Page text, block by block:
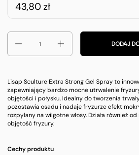
43,80 zł
Ilość
DODAJ
Lisap Sculture Extra Strong Gel Spray to
zapewniający bardzo mocne utrwalenie
objętości i połysku. Idealny do tworzenia
pozostawia osadu i nadaje fryzurze efekt
rozpylany na wilgotne włosy. Działa również
objętość fryzury.
Cechy produktu